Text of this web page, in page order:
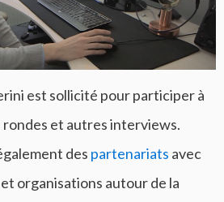
est sollicité pour participer à
rondes et autres interviews.
des partenariats avec
organisations autour de la